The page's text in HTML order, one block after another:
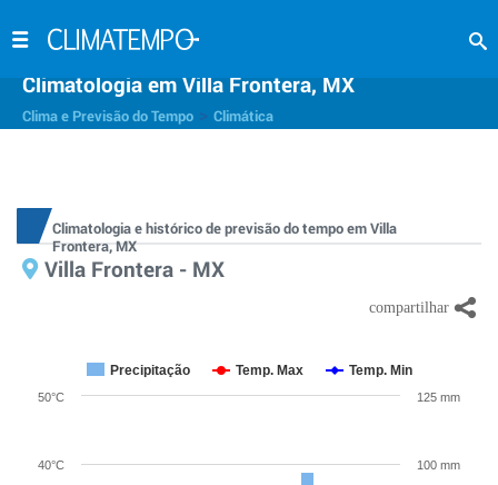
Climatologia em Villa Frontera, MX
Clima e Previsão do Tempo Climática
Climatologia e histórico de previsão do tempo em Villa
Frontera, MX
Villa Frontera - MX
Precipitação Temp. Max Temp. Min
40°C
50°C
100 mm
125 mm